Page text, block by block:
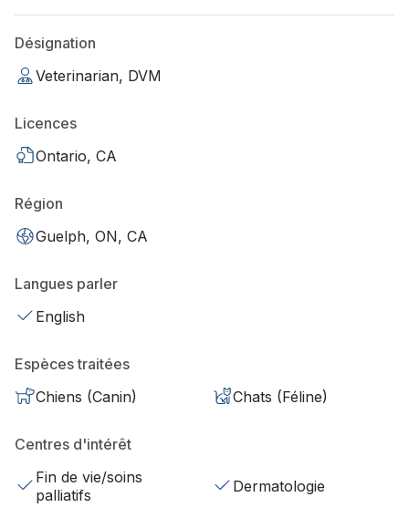
Désignation
Veterinarian, DVM
Licences
Ontario, CA
Région
Guelph, ON, CA
Langues parler
English
Espèces traitées
Chiens (Canin)
Chats (Féline)
Centres d'intérêt
Fin de vie/soins
palliatifs
Dermatologie